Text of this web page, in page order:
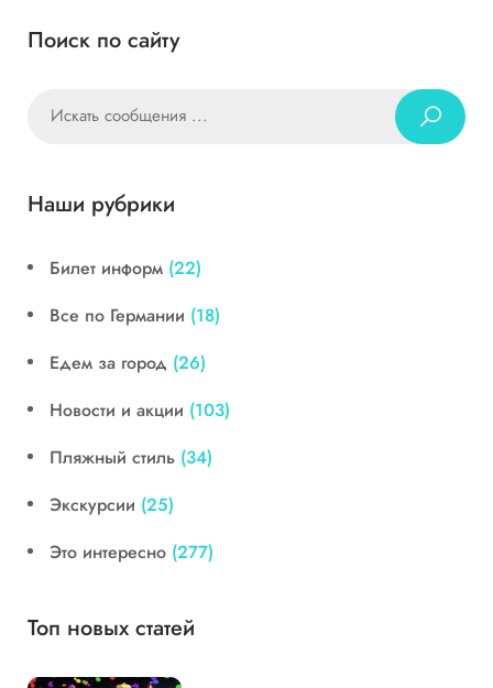
Поиск по сайту
Наши рубрики
Билет информ (22)
Все по Германии (18)
Едем за город (26)
Новости и акции (103)
Пляжный стиль (34)
Экскурсии (25)
Это интересно (277)
Топ новых статей